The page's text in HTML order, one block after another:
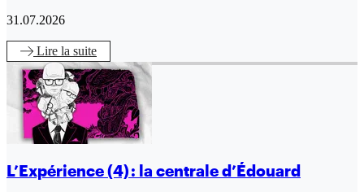
31.07.2026
Lire la suite
L’Expérience (4) : la centrale d’Édouard